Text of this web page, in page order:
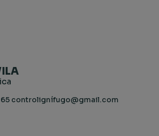
65 controlignífugo@gmail.com